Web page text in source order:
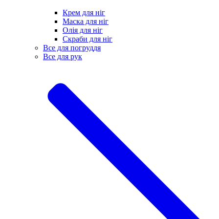
Крем для ніг
Маска для ніг
Олія для ніг
Скраби для ніг
Все для погруддя
Все для рук